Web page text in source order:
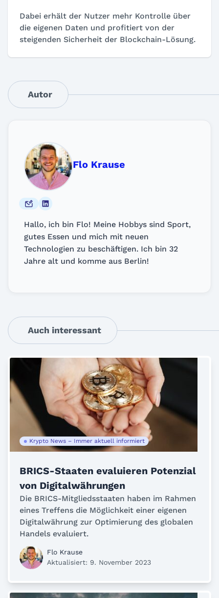
Dabei erhält der Nutzer mehr Kontrolle über
die eigenen Daten und profitiert von der
steigenden Sicherheit der Blockchain-Lösung.
Autor
Flo Krause
Hallo, ich bin Flo! Meine Hobbys sind Sport,
gutes Essen und mich mit neuen
Technologien zu beschäftigen. Ich bin 32
Jahre alt und komme aus Berlin!
Auch interessant
Krypto News – Immer aktuell informiert
BRICS-Staaten evaluieren Potenzial
von Digitalwährungen
Die BRICS-Mitgliedsstaaten haben im Rahmen
eines Treffens die Möglichkeit einer eigenen
Digitalwährung zur Optimierung des globalen
Handels evaluiert.
Flo Krause
Aktualisiert: 9. November 2023